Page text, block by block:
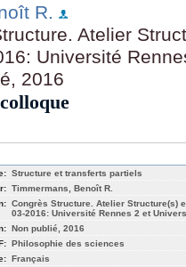
R.
Atelier
Université
2016
Structure et transferts partiels
Timmermans, Benoît R.
Congrès Structure. Atelier Structure(s)
03-2016: Université Rennes 2 et
Non publié, 2016
Philosophie des sciences
Français